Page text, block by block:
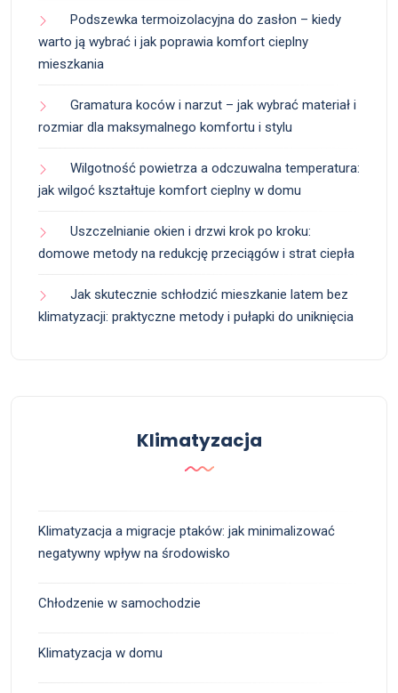
Podszewka termoizolacyjna do zasłon – kiedy
warto ją wybrać i jak poprawia komfort cieplny
mieszkania
Gramatura koców i narzut – jak wybrać materiał i
rozmiar dla maksymalnego komfortu i stylu
Wilgotność powietrza a odczuwalna temperatura:
jak wilgoć kształtuje komfort cieplny w domu
Uszczelnianie okien i drzwi krok po kroku:
domowe metody na redukcję przeciągów i strat ciepła
Jak skutecznie schłodzić mieszkanie latem bez
klimatyzacji: praktyczne metody i pułapki do uniknięcia
Klimatyzacja
Klimatyzacja a migracje ptaków: jak minimalizować
negatywny wpływ na środowisko
Chłodzenie w samochodzie
Klimatyzacja w domu